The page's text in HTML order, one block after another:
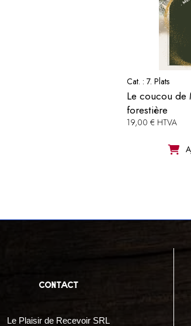
Cat. : 7. Plats
Le coucou de
forestière
19,00 € HTVA
contact
Le Plaisir de Recevoir SRL